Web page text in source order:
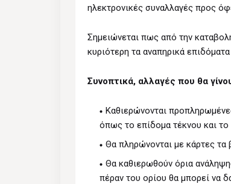
ηλεκτρονικές συναλλαγές προς
Σημειώνεται πως από την
κυριότερη τα αναπηρικά
Συνοπτικά, αλλαγές που θα
Καθιερώνονται
όπως το επίδομα τέκνου και το
Θα πληρώνονται με κάρτες τα
Θα καθιερωθούν όρια
πέραν του ορίου θα μπορεί να